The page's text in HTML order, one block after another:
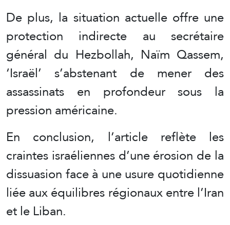
De plus, la situation actuelle offre une
protection indirecte au secrétaire
général du Hezbollah, Naïm Qassem,
‘Israël’ s’abstenant de mener des
assassinats en profondeur sous la
pression américaine.
En conclusion, l’article reflète les
craintes israéliennes d’une érosion de la
dissuasion face à une usure quotidienne
liée aux équilibres régionaux entre l’Iran
et le Liban.